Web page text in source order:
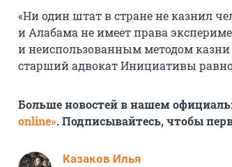
«Ни один штат в стране не казнил
и Алабама не имеет права
и неиспользованным методом казни
старший адвокат Инициативы
Больше новостей в нашем
online». Подписывайтесь, чтобы
Казаков Илья